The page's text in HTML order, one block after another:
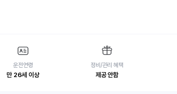
운전연령
만 26세 이상
정비/관리 혜택
제공 안함